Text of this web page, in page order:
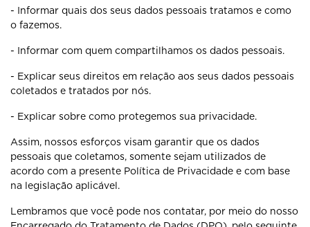
- Informar quais dos seus dados pessoais tratamos e como
o fazemos.
- Informar com quem compartilhamos os dados pessoais.
- Explicar seus direitos em relação aos seus dados pessoais
coletados e tratados por nós.
- Explicar sobre como protegemos sua privacidade.
Assim, nossos esforços visam garantir que os dados
pessoais que coletamos, somente sejam utilizados de
acordo com a presente Política de Privacidade e com base
na legislação aplicável.
Lembramos que você pode nos contatar, por meio do nosso